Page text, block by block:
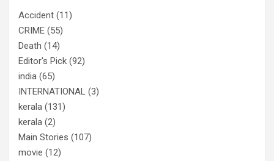
Accident (11)
CRIME (55)
Death (14)
Editor's Pick (92)
india (65)
INTERNATIONAL (3)
kerala (131)
kerala (2)
Main Stories (107)
movie (12)